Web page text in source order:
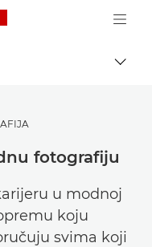
Canon Logo, back to
fotografiju
u modnoj
koju
svima koji